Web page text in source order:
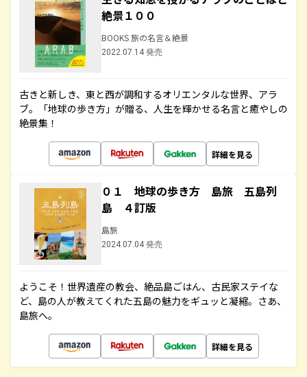
絶景１００
BOOKS 旅の名言＆絶景
2022.07.14 発売
古きと新しき、東と西が調和するオリエンタルな世界、アラ
ブ。「地球の歩き方」が贈る、人生を輝かせる名言と癒やしの
絶景集！
詳細を見る
０１ 地球の歩き方 島旅 五島列
島 ４訂版
島旅
2024.07.04 発売
ようこそ！世界遺産の教会、絶品島ごはん、古民家ステイな
ど、島の人が教えてくれた五島の魅力をギュッと凝縮。さあ、
島旅へ。
詳細を見る